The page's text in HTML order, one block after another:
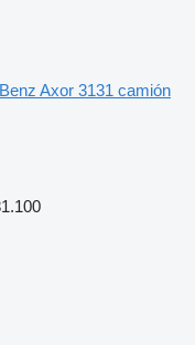
Axor 3131 camión